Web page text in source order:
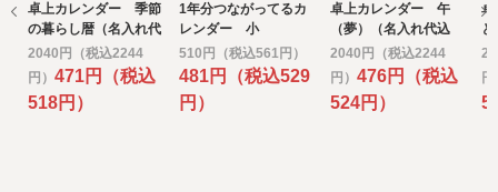
e) 個人情報の取扱いの委託について
取得した個人情報の取扱いの全部又は、一部を委託するこ
とがあります。
その場合には、当社において最善の考慮を行います。
卓上カレンダー 季節
の暮らし暦（名入れ代
込み）
2040円（税込2244
円） 471円（税込
518円）
1年分つながってるカ
レンダー 小
510円（税込561円）
481円（税込529
円）
卓上カレンダー 午
（夢）（名入れ代込
み）
2040円（税込2244
円） 476円（税込
524円）
う
み